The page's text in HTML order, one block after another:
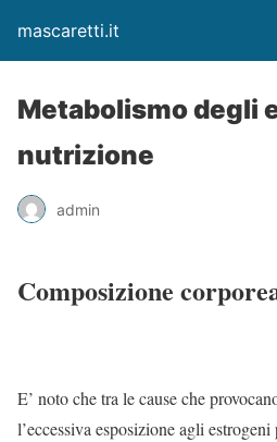
mascaretti.it
Metabolismo degli
nutrizione
admin
Composizione
E’ noto che tra le cause che
l’eccessiva esposizione agli